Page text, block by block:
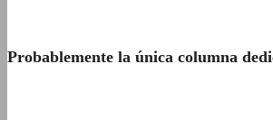
Probablemente la única columna